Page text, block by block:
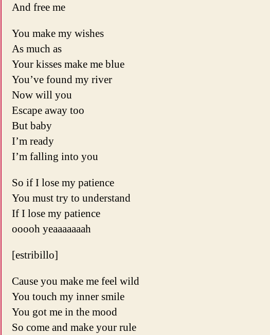
And free me
You make my wishes
As much as
Your kisses make me blue
You’ve found my river
Now will you
Escape away too
But baby
I’m ready
I’m falling into you
So if I lose my patience
You must try to understand
If I lose my patience
ooooh yeaaaaaaah
[estribillo]
Cause you make me feel wild
You touch my inner smile
You got me in the mood
So come and make your rule